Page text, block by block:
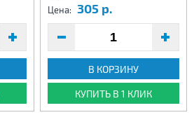
Цена: 305 р.
В КОРЗИНУ
КУПИТЬ В 1 КЛИК